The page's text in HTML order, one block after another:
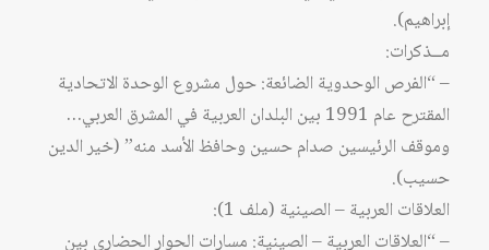
إبراهيم).
مــذكرات:
– “الفرص الوحدوية الضائعة: حول مشروع الوحدة الاتحادية
المقترح عام 1991 بين البلدان العربية في المشرق العربي…
وموقف الرئيسين صدام حسين وحافظ الأسد منه” (خير الدين
حسيب).
العلاقات العربية – الصينية (ملف 1):
– “العلاقات العربية – الصينية: مسارات الحوار الحضاري بين